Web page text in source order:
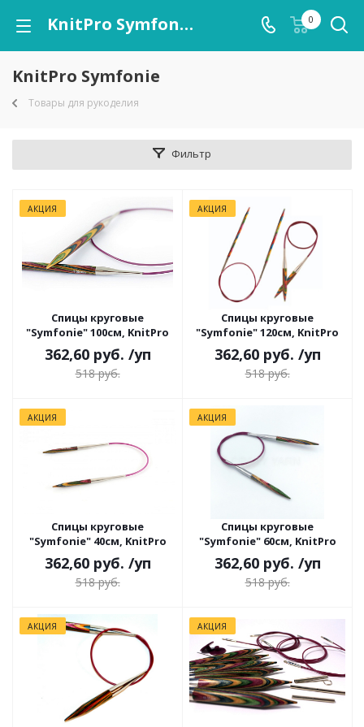
KnitPro Symfonie 0
KnitPro Symfonie
Товары для рукоделия
Фильтр
АКЦИЯ
Спицы круговые
"Symfonie" 100см, KnitPro
362,60 руб. /уп
518 руб.
АКЦИЯ
Спицы круговые
"Symfonie" 120см, KnitPro
362,60 руб. /уп
518 руб.
АКЦИЯ
Спицы круговые
"Symfonie" 40см, KnitPro
362,60 руб. /уп
518 руб.
АКЦИЯ
Спицы круговые
"Symfonie" 60см, KnitPro
362,60 руб. /уп
518 руб.
АКЦИЯ АКЦИЯ